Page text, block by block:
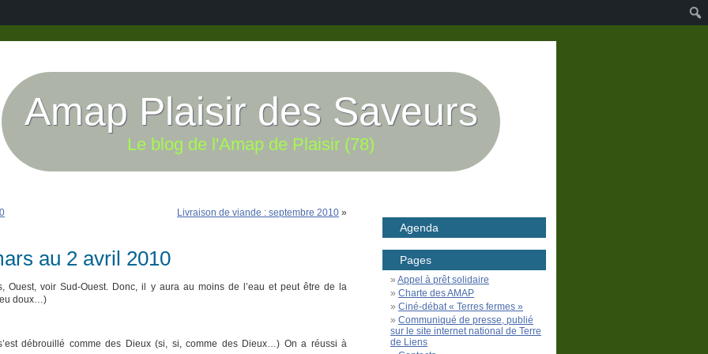
Amap Plaisir des Saveurs
Le blog de l'Amap de Plaisir (78)
Livraison de viande : septembre 2010 »
au 2 avril 2010
Ouest, voir Sud-Ouest. Donc, il y aura au moins de l’eau et peut être de la
doux…)
débrouillé comme des Dieux (si, si, comme des Dieux…) On a réussi à
Agenda
Pages
Appel à prêt solidaire
Charte des AMAP
Ciné-débat « Terres fermes »
Communiqué de presse, publié
sur le site internet national de Terre
de Liens